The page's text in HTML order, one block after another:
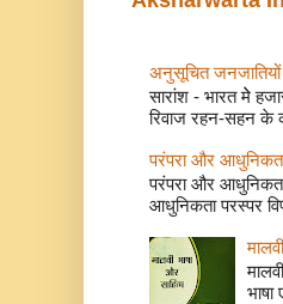
अनुसूचित
सारांश - भारत मेे
रिवाज रहन-सहन के
परंपरा और
परंपरा और
आधुनिकता परस्पर